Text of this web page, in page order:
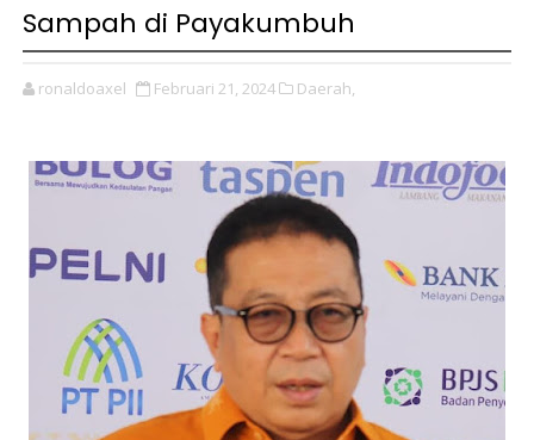
Sampah di Payakumbuh
ronaldoaxel Februari 21, 2024 Daerah,